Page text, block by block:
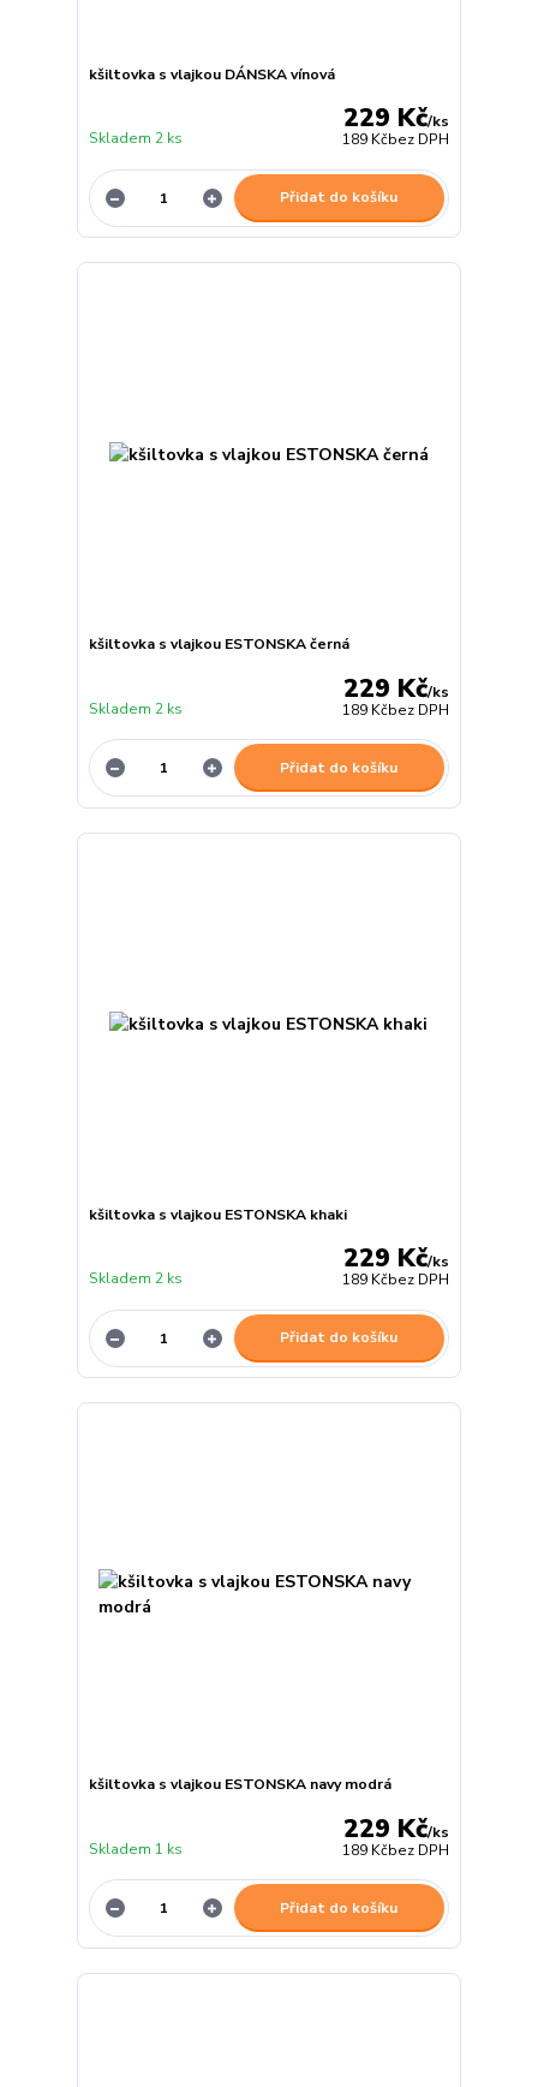
kšiltovka s vlajkou DÁNSKA vínová
229 Kč/ks
189 Kčbez DPH
Skladem 2 ks
Přidat do košíku
kšiltovka s vlajkou ESTONSKA černá
229 Kč/ks
189 Kčbez DPH
Skladem 2 ks
Přidat do košíku
kšiltovka s vlajkou ESTONSKA khaki
229 Kč/ks
189 Kčbez DPH
Skladem 2 ks
Přidat do košíku
kšiltovka s vlajkou ESTONSKA navy modrá
229 Kč/ks
189 Kčbez DPH
Skladem 1 ks
Přidat do košíku